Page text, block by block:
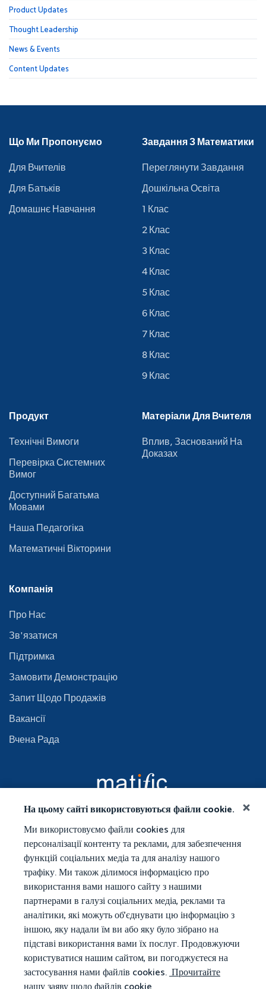
На цьому сайті використовуються файли cookie.
Ми використовуємо файли cookies для
персоналізації контенту та реклами, для забезпечення
функцій соціальних медіа та для аналізу нашого
трафіку. Ми також ділимося інформацією про
використання вами нашого сайту з нашими
партнерами в галузі соціальних медіа, реклами та
аналітики, які можуть об’єднувати цю інформацію з
іншою, яку надали їм ви або яку було зібрано на
підставі використання вами їх послуг. Продовжуючи
користуватися нашим сайтом, ви погоджуєтеся на
застосування нами файлів cookies.Прочитайте
Product Updates
Thought Leadership
News & Events
Content Updates
Що Ми Пропонуємо
Для Вчителів
Для Батьків
Домашнє Навчання
Завдання З Математики
Переглянути Завдання
Дошкільна Освіта
1 Клас
2 Клас
3 Клас
4 Клас
5 Клас
6 Клас
7 Клас
8 Клас
9 Клас
Продукт
Технічні Вимоги
Перевірка Системних
Вимог
Доступний Багатьма
Мовами
Наша Педагогіка
Математичні Вікторини
Матеріали Для Вчителя
Вплив, Заснований На
Доказах
Компанія
Про Нас
Зв'язатися
Пiдтримка
Замовити Демонстрацію
Запит Щодо Продажів
Вакансії
Вчена Рада